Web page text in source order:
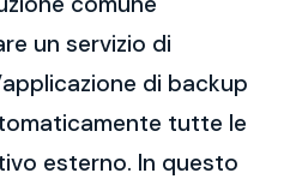
un servizio di
di backup
tutte le
esterno. In questo